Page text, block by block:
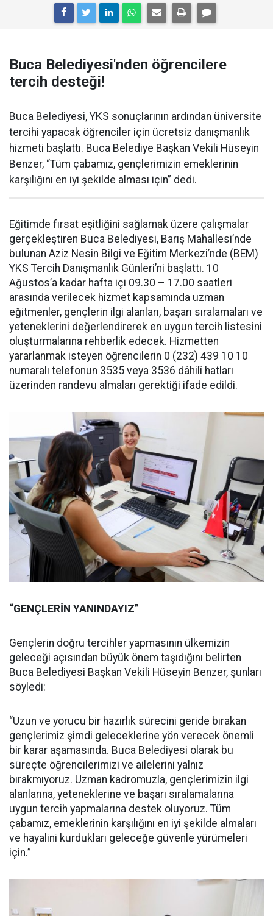
Buca Belediyesi'nden öğrencilere
tercih desteği!
Buca Belediyesi, YKS sonuçlarının ardından üniversite
tercihi yapacak öğrenciler için ücretsiz danışmanlık
hizmeti başlattı. Buca Belediye Başkan Vekili Hüseyin
Benzer, “Tüm çabamız, gençlerimizin emeklerinin
karşılığını en iyi şekilde alması için” dedi.
Eğitimde fırsat eşitliğini sağlamak üzere çalışmalar
gerçekleştiren Buca Belediyesi, Barış Mahallesi’nde
bulunan Aziz Nesin Bilgi ve Eğitim Merkezi’nde (BEM)
YKS Tercih Danışmanlık Günleri’ni başlattı. 10
Ağustos’a kadar hafta içi 09.30 – 17.00 saatleri
arasında verilecek hizmet kapsamında uzman
eğitmenler, gençlerin ilgi alanları, başarı sıralamaları ve
yeteneklerini değerlendirerek en uygun tercih listesini
oluşturmalarına rehberlik edecek. Hizmetten
yararlanmak isteyen öğrencilerin 0 (232) 439 10 10
numaralı telefonun 3535 veya 3536 dâhilî hatları
üzerinden randevu almaları gerektiği ifade edildi.
“GENÇLERİN YANINDAYIZ”
Gençlerin doğru tercihler yapmasının ülkemizin
geleceği açısından büyük önem taşıdığını belirten
Buca Belediyesi Başkan Vekili Hüseyin Benzer, şunları
söyledi:
“Uzun ve yorucu bir hazırlık sürecini geride bırakan
gençlerimiz şimdi geleceklerine yön verecek önemli
bir karar aşamasında. Buca Belediyesi olarak bu
süreçte öğrencilerimizi ve ailelerini yalnız
bırakmıyoruz. Uzman kadromuzla, gençlerimizin ilgi
alanlarına, yeteneklerine ve başarı sıralamalarına
uygun tercih yapmalarına destek oluyoruz. Tüm
çabamız, emeklerinin karşılığını en iyi şekilde almaları
ve hayalini kurdukları geleceğe güvenle yürümeleri
için.”